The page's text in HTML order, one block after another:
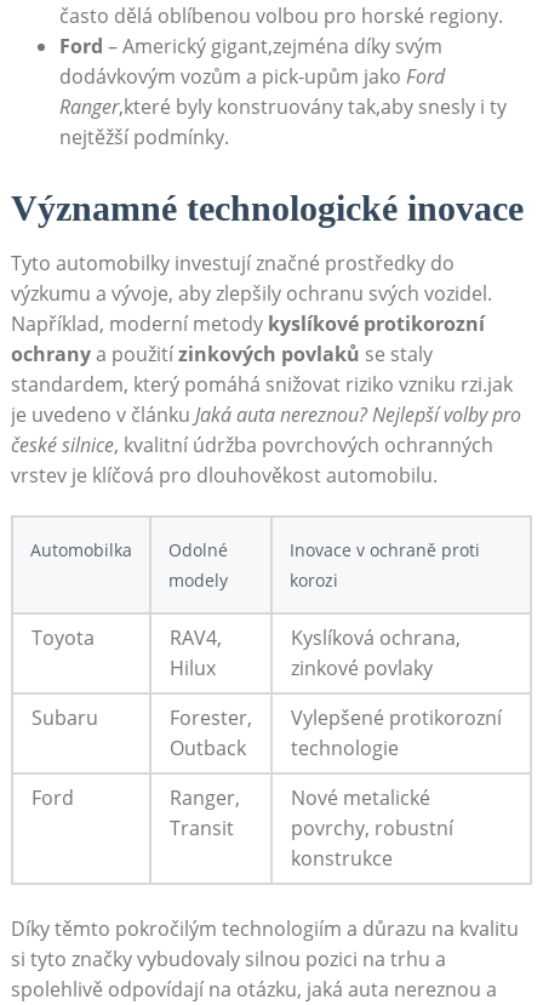
často dělá oblíbenou volbou pro horské regiony.
Ford – Americký gigant,zejména díky svým
dodávkovým vozům a pick-upům jako Ford
Ranger,které byly konstruovány tak,aby snesly i ty
nejtěžší podmínky.
Významné technologické inovace
Tyto automobilky investují značné prostředky do
výzkumu a vývoje, aby zlepšily ochranu svých vozidel.
Například, moderní metody kyslíkové protikorozní
ochranya použitízinkových povlaků se staly
standardem, který pomáhá snižovat riziko vzniku rzi.jak
je uvedeno v článku Jaká auta nereznou? Nejlepší volby pro
české silnice, kvalitní údržba povrchových ochranných
vrstev je klíčová pro dlouhověkost automobilu.
Automobilka
Odolné
modely
Inovace v ochraně proti
korozi
Toyota
RAV4,
Hilux
Kyslíková ochrana,
zinkové povlaky
Subaru
Forester,
Outback
Vylepšené protikorozní
technologie
Ford
Ranger,
Transit
Nové metalické
povrchy, robustní
konstrukce
Díky těmto pokročilým technologiím a důrazu na kvalitu
si tyto značky vybudovaly silnou pozici na trhu a
spolehlivě odpovídají na otázku, jaká auta nereznou a